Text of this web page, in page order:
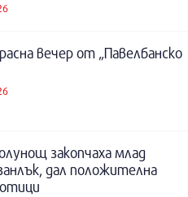
вечер от „Павелбанско
закопчаха млад
дал положителна